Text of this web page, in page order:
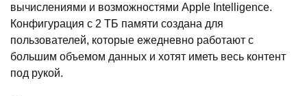
вычислениями и возможностями Apple Intelligence.
Конфигурация с 2 ТБ памяти создана для
пользователей, которые ежедневно работают с
большим объемом данных и хотят иметь весь контент
под рукой.